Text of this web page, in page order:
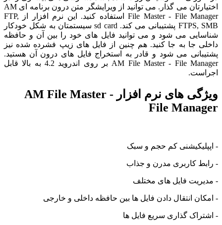
اختیارتان می گذار. می توانید از ویرایشگر متن درون برنامه ای AM
File Master - File Manager استفاده کنید. این نرم افزار از FTP,
FTPS, SMB پشتیبانی می کند. sd card سیستمتان به شکل خودکار
شناسایی می شود و می توانید فایل های خود را بین آن و حافظه
داخلی جا به جا کنید. هم چنین از فایل های زیپ فشرده شده نیز
پشتیبانی می شود و قادر به استخراج فایل های درون آن هستید.
AM File Master - File Manager بر روی اندروید 4.2 به بالا قابل
اجراست.
ویژگی های نرم افزار AM File Master -
File Manager
- اپپلیکیشنی کم حجم و سبک
- رابط کاربری مدرن و جذاب
- مدیریت فایل های مختلف
- امکان انتقال دادن فایل ها بین حافظه داخلی و خارجی
- اشتراک گذاری سریع فایل ها